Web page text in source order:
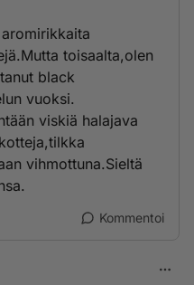
toisaalta,olen
black
vuoksi.
viskiä halajava
vihmottuna.Sieltä
Kommentoi